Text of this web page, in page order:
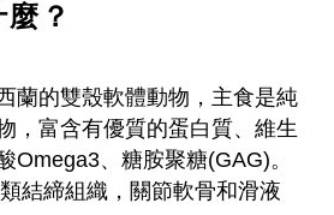
？
蘭的雙殼軟體動物，主食是純
，富含有優質的蛋白質、維生
Omega3、糖胺聚糖(GAG)。
結締組織，關節軟骨和滑液